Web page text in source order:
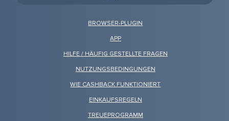
BROWSER-PLUGIN
APP
HILFE / HÄUFIG GESTELLTE FRAGEN
NUTZUNGSBEDINGUNGEN
WIE CASHBACK FUNKTIONIERT
EINKAUFSREGELN
TREUEPROGRAMM